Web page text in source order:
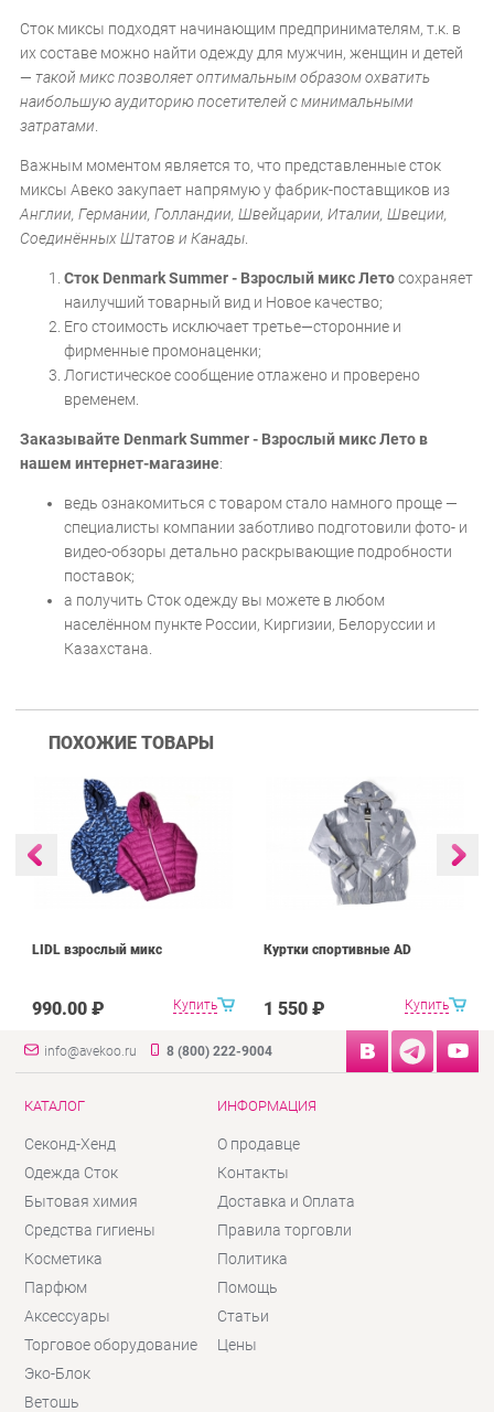
Сток миксы подходят начинающим предпринимателям, т.к. в
их составе можно найти одежду для мужчин, женщин и детей
—такой микс позволяет оптимальным образом охватить
наибольшую аудиторию посетителей с минимальными
затратами.
Важным моментом является то, что представленные сток
миксы Авеко закупает напрямую у фабрик-поставщиков из
Англии, Германии, Голландии, Швейцарии, Италии, Швеции,
Соединённых Штатов и Канады.
Сток Denmark Summer - Взрослый микс Летосохраняет
наилучший товарный вид и Новое качество;
Его стоимость исключает третье—сторонние и
фирменные промонаценки;
Логистическое сообщение отлажено и проверено
временем.
Заказывайте Denmark Summer - Взрослый микс Лето в
нашем интернет-магазине:
ведь ознакомиться с товаром стало намного проще —
специалисты компании заботливо подготовили фото- и
видео-обзоры детально раскрывающие подробности
поставок;
а получить Сток одежду вы можете в любом
населённом пункте России, Киргизии, Белоруссии и
Казахстана.
ПОХОЖИЕ ТОВАРЫ
Купить
LIDL взрослый микс
990.00 ₽ Купить
Куртки спортивные AD
1 550 ₽
info@avekoo.ru 8 (800) 222-9004
КАТАЛОГ
Секонд-Хенд
Одежда Сток
Бытовая химия
Средства гигиены
Косметика
Парфюм
Аксессуары
Торговое оборудование
Эко-Блок
Ветошь
ИНФОРМАЦИЯ
О продавце
Контакты
Доставка и Оплата
Правила торговли
Политика
Помощь
Статьи
Цены